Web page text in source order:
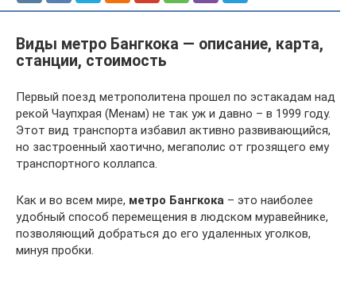
Виды метро Бангкока — описание, карта,
станции, стоимость
Первый поезд метрополитена прошел по эстакадам над
рекой Чаупхрая (Менам) не так уж и давно – в 1999 году.
Этот вид транспорта избавил активно развивающийся,
но застроенный хаотично, мегаполис от грозящего ему
транспортного коллапса.
Как и во всем мире, метро Бангкока – это наиболее
удобный способ перемещения в людском муравейнике,
позволяющий добраться до его удаленных уголков,
минуя пробки.